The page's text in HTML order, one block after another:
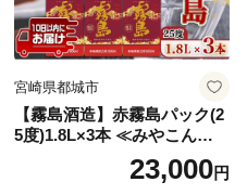
宮崎県都城市
【霧島酒造】赤霧島パック(2
5度)1.8L×3本 ≪みやこんじょ
特急便≫_23-07-K03P-1800-3
23,000円